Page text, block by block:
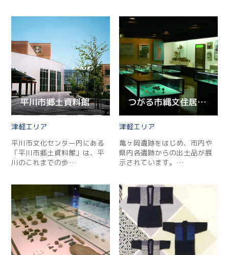
平川市郷土資料館
津軽
平川市文化センター内にある
「平川市郷土資料館」は、平
川のこれまでの歩…
つがる市縄文住居展示資料館（カルコ）
津軽
亀ヶ岡遺跡をはじめ、市内や
県内各遺跡からの出土品が展
示されています。…